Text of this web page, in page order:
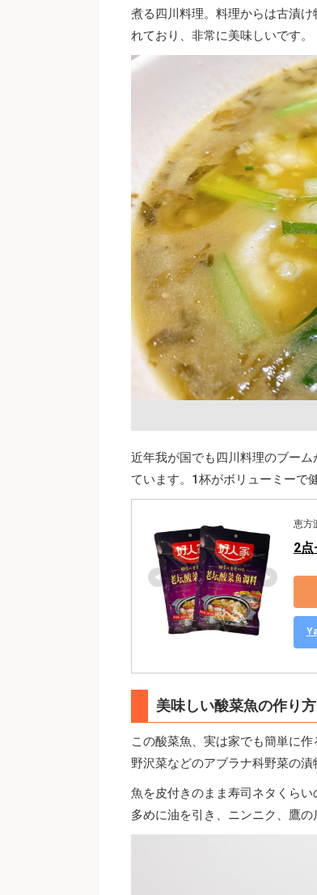
煮る四川料理。料理からは古漬
れており、非常に美味しいです。
近年我が国でも四川料理のブー
ています。1杯がボリューミーで
恵方
2
美味しい酸菜魚の作り方
この酸菜魚、実は家でも簡単に
野沢菜などのアブラナ科野菜の
魚を皮付きのまま寿司ネタくら
多めに油を引き、ニンニク、鷹の